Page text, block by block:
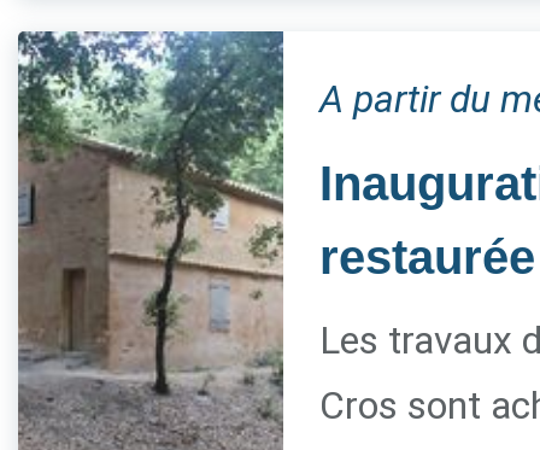
A partir du
Les travaux
Cros sont